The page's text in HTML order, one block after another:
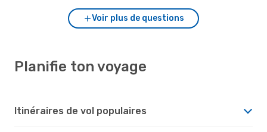
Voir plus de questions
Planifie ton voyage
Itinéraires de vol populaires